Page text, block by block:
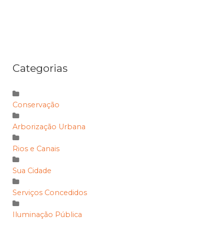
Categorias
Conservação
Arborização Urbana
Rios e Canais
Sua Cidade
Serviços Concedidos
Iluminação Pública